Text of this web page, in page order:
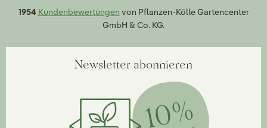
1954 Kundenbewertungen von Pflanzen-Kölle Gartencenter
GmbH & Co. KG.
Newsletter abonnieren
10%